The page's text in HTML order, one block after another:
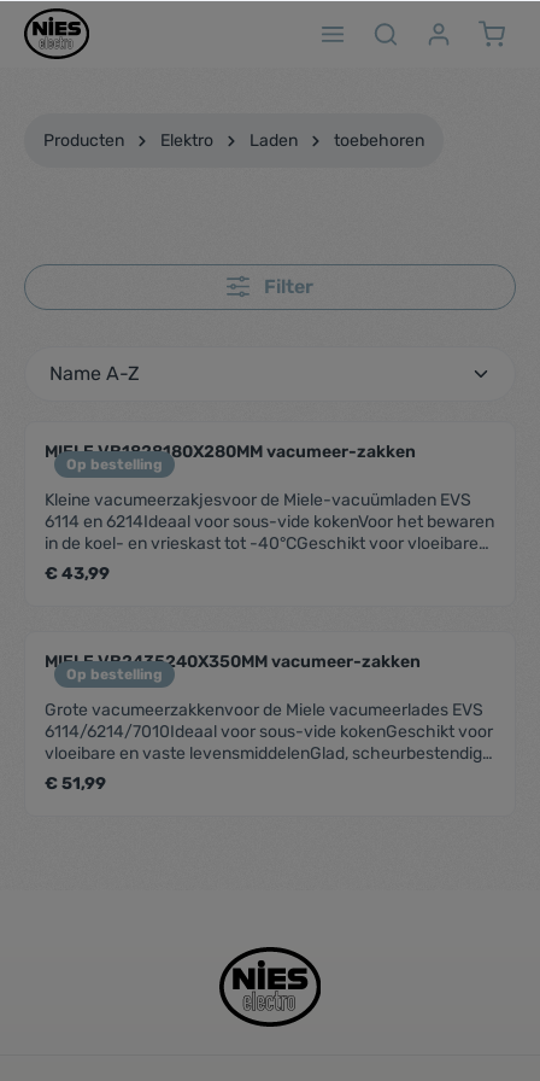
Producten Elektro Laden toebehoren
Filter
Op bestelling
MIELE VB1828180X280MM vacumeer-zakken
Kleine vacumeerzakjesvoor de Miele-vacuümladen EVS
6114 en 6214Ideaal voor sous-vide kokenVoor het bewaren
in de koel- en vrieskast tot -40°CGeschikt voor vloeibare
en vaste levensmiddelenGlad, scheurbestendig, 90 µ. Voor
eenmalig gebruik.Afmetingen: 180 x 280 mm - Inhoud: 50
€ 43,99
Op bestelling
MIELE VB2435240X350MM vacumeer-zakken
Grote vacumeerzakkenvoor de Miele vacumeerlades EVS
6114/6214/7010Ideaal voor sous-vide kokenGeschikt voor
vloeibare en vaste levensmiddelenGlad, scheurbestendig,
90 µ. Voor eenmalig gebruik.Afmetingen: 240 x 350 mm -
Inhoud: 50 stuks
€ 51,99